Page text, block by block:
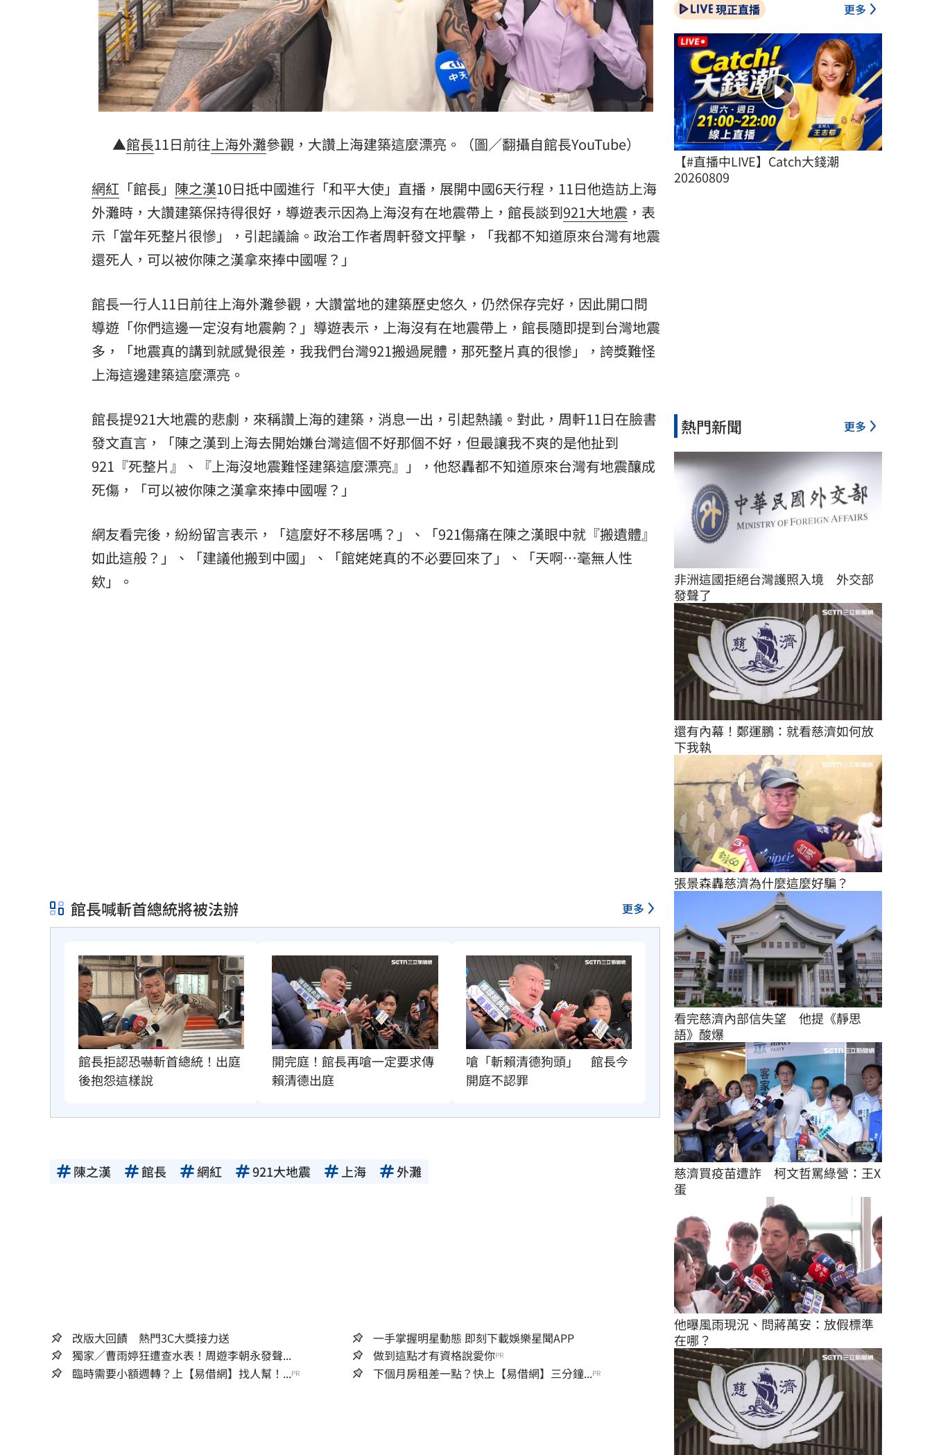
KISS OF LIFE飆唱 秀經典擦汗全場瘋掉 20:08
台灣彩券開獎直播中 20:31
LIVE三立+24小時直播 15:27
三立iNEWS新聞台線上直播 18:00
台彩父親節推新刮刮樂千萬頭獎超「爸」氣 12:00
「拍片人的多重宇宙」職涯論壇9/12登場！ 10:30
8國球員齊聚高雄 Formosa 7s掀足球熱潮 10:00
理想混蛋號召粉絲跨海追星吃美食！ 18:15
▲館長11日前往上海外灘參觀，大讚上海建築這麼漂亮。（圖／翻攝自館長YouTube）
網紅 「館長」 陳之漢10日抵中國進行「和平大使」直播，展開中國6天行程，11日他造訪上海
外灘時，大讚建築保持得很好，導遊表示因為上海沒有在地震帶上，館長談到921大地震 ，表
示「當年死整片很慘」，引起議論。政治工作者周軒發文抨擊，「我都不知道原來台灣有地震
還死人，可以被你陳之漢拿來捧中國喔？」
館長一行人11日前往上海外灘參觀，大讚當地的建築歷史悠久，仍然保存完好，因此開口問
導遊「你們這邊一定沒有地震齁？」導遊表示，上海沒有在地震帶上，館長隨即提到台灣地震
多，「地震真的講到就感覺很差，我我們台灣921搬過屍體，那死整片真的很慘」，誇獎難怪
上海這邊建築這麼漂亮。
館長提921大地震的悲劇，來稱讚上海的建築，消息一出，引起熱議。對此，周軒11日在臉書
發文直言，「陳之漢到上海去開始嫌台灣這個不好那個不好，但最讓我不爽的是他扯到
921『死整片』、『上海沒地震難怪建築這麼漂亮』」，他怒轟都不知道原來台灣有地震釀成
死傷，「可以被你陳之漢拿來捧中國喔？」
網友看完後，紛紛留言表示，「這麼好不移居嗎？」、「921傷痛在陳之漢眼中就『搬遺體』
如此這般？」、「建議他搬到中國」、「館姥姥真的不必要回來了」、「天啊…毫無人性
欸」。
館長喊斬首總統將被法辦 更多
館長拒認恐嚇斬首總統！出庭
後抱怨這樣說
開完庭！館長再嗆一定要求傳
賴清德出庭
嗆「斬賴清德狗頭」　館長今
開庭不認罪
陳之漢 館長 網紅 921大地震 上海 外灘
改版大回饋 熱門3C大獎接力送
一手掌握明星動態 即刻下載娛樂星聞APP
獨家／曹雨婷狂遭查水表！周遊李朝永發聲...
做到這點才有資格說愛你PR
臨時需要小額週轉？上【易借網】找人幫！...PR 下個月房租差一點？快上【易借網】三分鐘...PR
現正直播 更多
【#直播中LIVE】Catch大錢潮
20260809
熱門新聞 更多
非洲這國拒絕台灣護照入境　外交部
發聲了
還有內幕！鄭運鵬：就看慈濟如何放
下我執
張景森轟慈濟為什麼這麼好騙？
看完慈濟內部信失望　他提《靜思
語》酸爆
慈濟買疫苗遭詐　柯文哲罵綠營：王X
蛋
他曝風雨現況、問蔣萬安：放假標準
在哪？